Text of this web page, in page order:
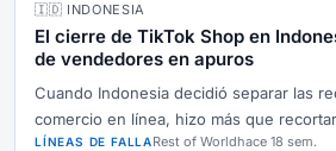
🇮🇩 INDONESIA
El cierre de TikTok Shop en
de vendedores en apuros
Cuando Indonesia decidió separar las
comercio en línea, hizo más que
LÍNEAS DE FALLARest of Worldhace 18 sem.